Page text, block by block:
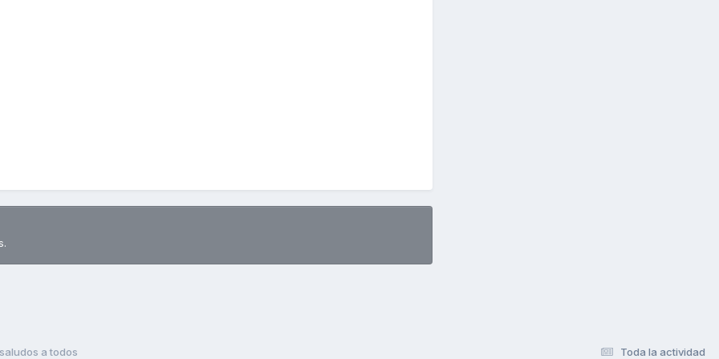
Toda la actividad
saludos a todos